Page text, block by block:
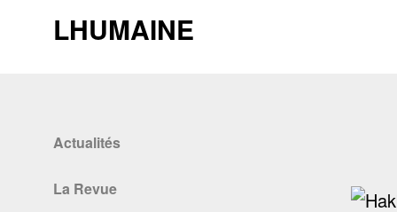
LHUMAINE
Actualités
La Revue